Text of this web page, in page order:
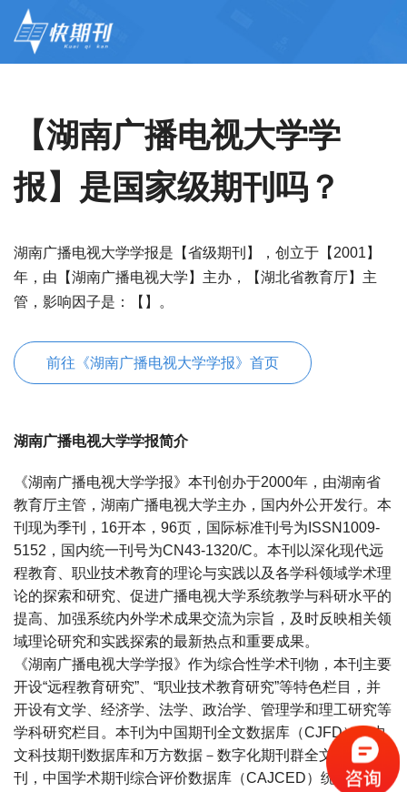
【湖南广播电视大学学
报】是国家级期刊吗？
湖南广播电视大学学报是【省级期刊】，创立于【2001】
年，由【湖南广播电视大学】主办，【湖北省教育厅】主
管，影响因子是：【】。
前往《湖南广播电视大学学报》首页
湖南广播电视大学学报简介
《湖南广播电视大学学报》本刊创办于2000年，由湖南省
教育厅主管，湖南广播电视大学主办，国内外公开发行。本
刊现为季刊，16开本，96页，国际标准刊号为ISSN1009-
5152，国内统一刊号为CN43-1320/C。本刊以深化现代远
程教育、职业技术教育的理论与实践以及各学科领域学术理
论的探索和研究、促进广播电视大学系统教学与科研水平的
提高、加强系统内外学术成果交流为宗旨，及时反映相关领
域理论研究和实践探索的最新热点和重要成果。
《湖南广播电视大学学报》作为综合性学术刊物，本刊主要
开设“远程教育研究”、“职业技术教育研究”等特色栏目，并
开设有文学、经济学、法学、政治学、管理学和理工研究等
学科研究栏目。本刊为中国期刊全文数据库（CJFD）、中
文科技期刊数据库和万方数据－数字化期刊群全文收录期
刊，中国学术期刊综合评价数据库（CAJCED）统计源期